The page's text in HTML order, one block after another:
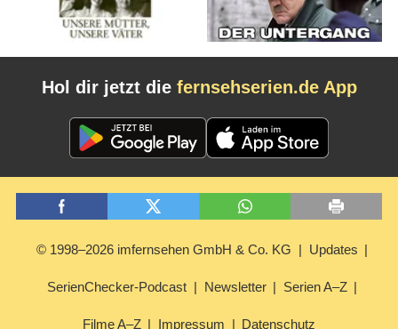
Hol dir jetzt die fernsehserien.de App
© 1998–2026 imfernsehen GmbH & Co. KG Updates
SerienChecker-Podcast Newsletter Serien A–Z
Filme A–Z Impressum Datenschutz